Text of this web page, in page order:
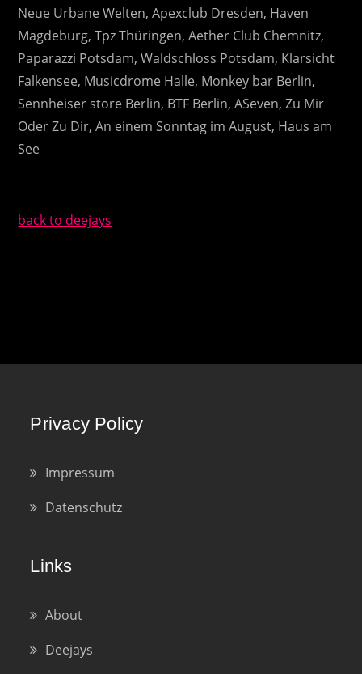
Neue Urbane Welten,Apexclub Dresden, Haven
Magdeburg,Tpz Thüringen,Aether Club Chemnitz,
Paparazzi Potsdam,Waldschloss Potsdam, Klarsicht
Falkensee, Musicdrome Halle, Monkey bar Berlin,
Sennheiser store Berlin, BTF Berlin,ASeven,Zu Mir
Oder Zu Dir,An einem Sonntag im August, Haus am
See
back to deejays
Privacy Policy
Impressum
Datenschutz
Links
About
Deejays